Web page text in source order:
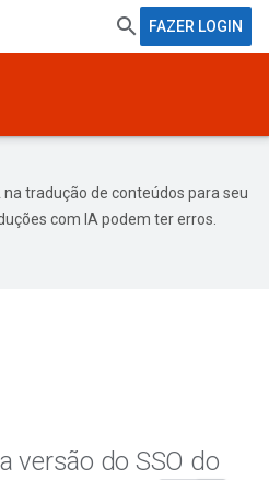
FAZER LOGIN
na tradução de conteúdos para seu
com IA podem ter erros.
versão do SSO do